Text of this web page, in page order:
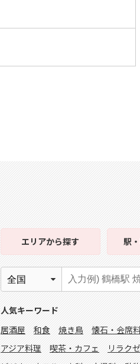
エリアから探す 駅
人気キーワード
居酒屋
和食 焼き鳥 懐石・会席
アジア料理
喫茶・カフェ リラク